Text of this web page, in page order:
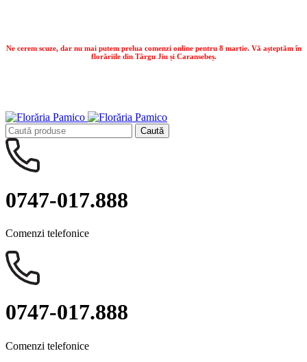
Ne cerem scuze, dar nu mai putem prelua comenzi online pentru 8 martie. Vă așteptăm în
florăriile din Târgu Jiu și Caransebeș.
Caută
0747-017.888
Comenzi telefonice
0747-017.888
Comenzi telefonice